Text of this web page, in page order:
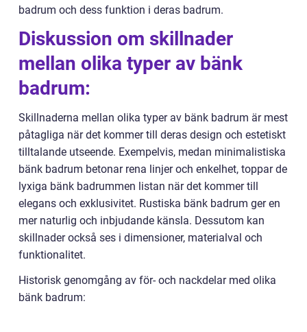
badrum och dess funktion i deras badrum.
Diskussion om skillnader
mellan olika typer av bänk
badrum:
Skillnaderna mellan olika typer av bänk badrum är mest
påtagliga när det kommer till deras design och estetiskt
tilltalande utseende. Exempelvis, medan minimalistiska
bänk badrum betonar rena linjer och enkelhet, toppar de
lyxiga bänk badrummen listan när det kommer till
elegans och exklusivitet. Rustiska bänk badrum ger en
mer naturlig och inbjudande känsla. Dessutom kan
skillnader också ses i dimensioner, materialval och
funktionalitet.
Historisk genomgång av för- och nackdelar med olika
bänk badrum: